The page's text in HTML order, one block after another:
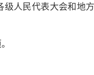
级人民代表大会和地